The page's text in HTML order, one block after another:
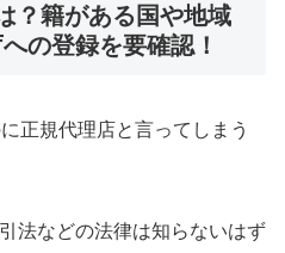
？籍がある国や地域
の登録を要確認！
正規代理店と言ってしまう
法などの法律は知らないはず